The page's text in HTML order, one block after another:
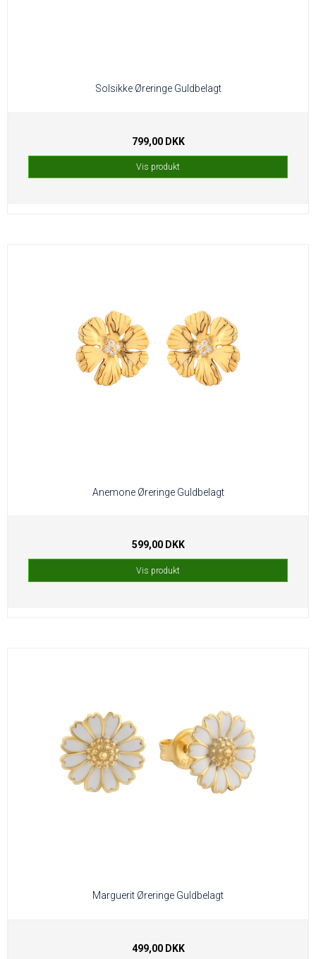
Solsikke Øreringe Guldbelagt
799,00 DKK
Vis produkt
Anemone Øreringe Guldbelagt
599,00 DKK
Vis produkt
Marguerit Øreringe Guldbelagt
499,00 DKK